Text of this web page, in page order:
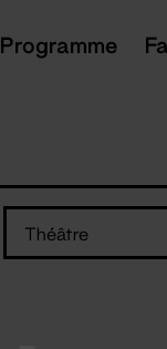
Programme
Théâtre